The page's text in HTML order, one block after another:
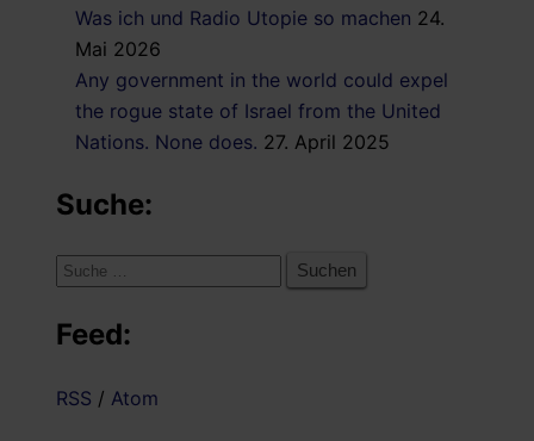
Was ich und Radio Utopie so machen 24.
Mai 2026
Any government in the world could expel
the rogue state of Israel from the United
Nations. None does. 27. April 2025
Suche:
Suche
Feed:
RSS / Atom